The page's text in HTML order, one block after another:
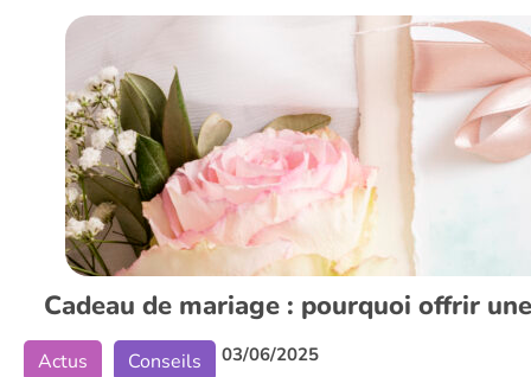
Cadeau de mariage : pourquoi offrir
Actus Conseils 03/06/2025